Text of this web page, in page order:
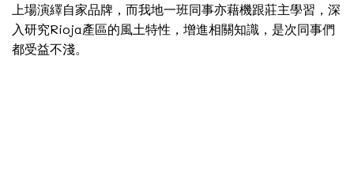
上場演繹自家品牌，而我地一班同事亦藉機跟莊主學習，深
入研究Rioja產區的風土特性，增進相關知識，是次同事們
都受益不淺。